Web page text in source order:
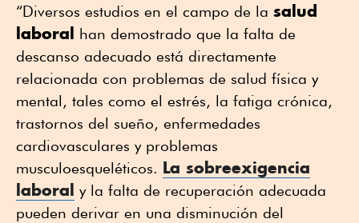
“Diversos estudios en el campo de la salud
laboral
han demostrado que la falta de
descanso adecuado está directamente
relacionada con problemas de salud física y
mental, tales como el estrés, la fatiga crónica,
trastornos del sueño, enfermedades
cardiovasculares y problemas
musculoesqueléticos. La sobreexigencia
laboral y la falta de recuperación adecuada
pueden derivar en una disminución del